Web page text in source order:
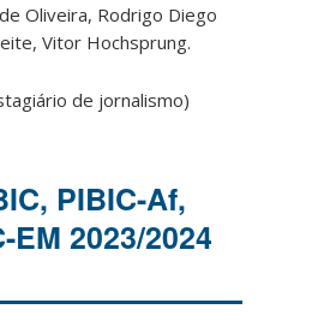
Oliveira, Rodrigo Diego
Vitor Hochsprung.
de jornalismo)
PIBIC-Af,
EM 2023/2024